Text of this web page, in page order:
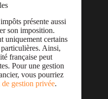
présente aussi
son imposition.
uniquement certains
Ainsi,
française peut
Pour une gestion
vous pourriez
de gestion privée.